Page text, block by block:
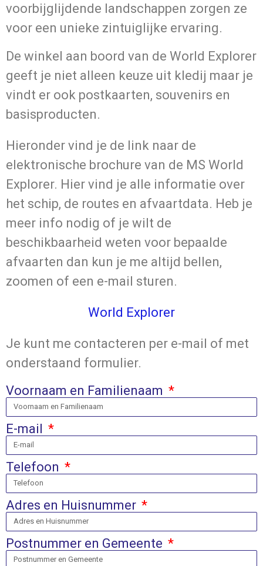
voorbijglijdende landschappen zorgen ze
voor een unieke zintuiglijke ervaring.
De winkel aan boord van de World Explorer
geeft je niet alleen keuze uit kledij maar je
vindt er ook postkaarten, souvenirs en
basisproducten.
Hieronder vind je de link naar de
elektronische brochure van de MS World
Explorer. Hier vind je alle informatie over
het schip, de routes en afvaartdata. Heb je
meer info nodig of je wilt de
beschikbaarheid weten voor bepaalde
afvaarten dan kun je me altijd bellen,
zoomen of een e-mail sturen.
World Explorer
Je kunt me contacteren per e-mail of met
onderstaand formulier.
Voornaam en Familienaam
E-mail
Telefoon
Adres en Huisnummer
Postnummer en Gemeente